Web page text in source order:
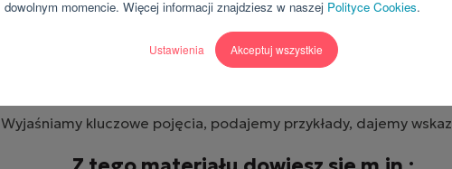
dowolnym momencie. Więcej informacji znajdziesz w naszej Polityce Cookies.
Ustawienia Akceptuj wszystkie
Co zawiera e-book?
Wyjaśniamy kluczowe pojęcia, podajemy przykłady, dajemy